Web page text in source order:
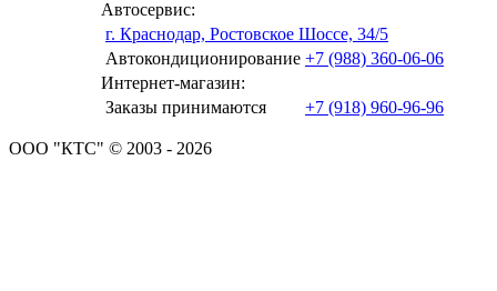
Автосервис:
г. Краснодар, Ростовское Шоссе, 34/5
Автокондиционирование +7 (988) 360-06-06
Интернет-магазин:
Заказы принимаются
+7 (918) 960-96-96
ООО "КТС" © 2003 - 2026